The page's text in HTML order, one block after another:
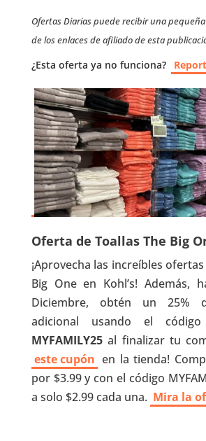
Ofertas Diarias puede recibir una
de los enlaces de afiliado de esta
¿Esta oferta ya no funciona?
Oferta de Toallas The Big
¡Aprovecha las increíbles
Big One en Kohl’s! Además,
Diciembre, obtén un 25%
adicional usando el código
MYFAMILY25al finalizar tu
este cupón en la tienda!
por $3.99 y con el código
a solo $2.99 cada una. Mira la